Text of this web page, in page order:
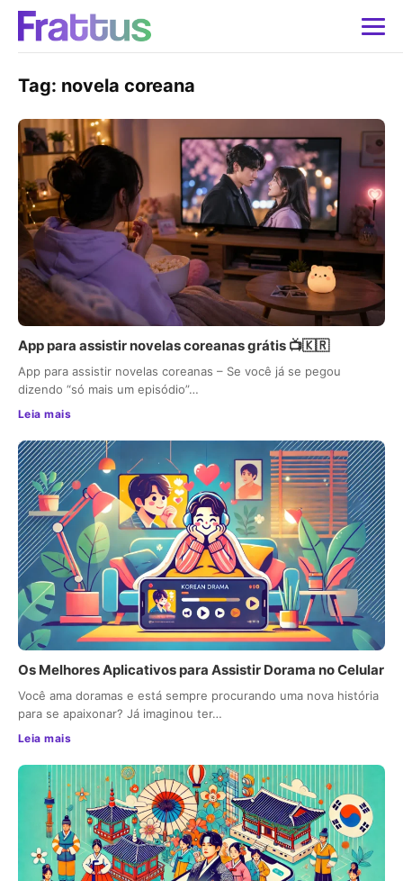
Tag: novela coreana
App para assistir novelas coreanas grátis 📺🇰🇷
App para assistir novelas coreanas – Se você já se pegou
dizendo “só mais um episódio”…
Leia mais
Os Melhores Aplicativos para Assistir Dorama no Celular
Você ama doramas e está sempre procurando uma nova história
para se apaixonar? Já imaginou ter…
Leia mais